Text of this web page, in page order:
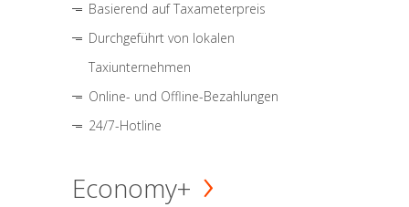
Basierend auf Taxameterpreis
Durchgeführt von lokalen
Taxiunternehmen
Online- und Offline-Bezahlungen
24/7-Hotline
Economy+